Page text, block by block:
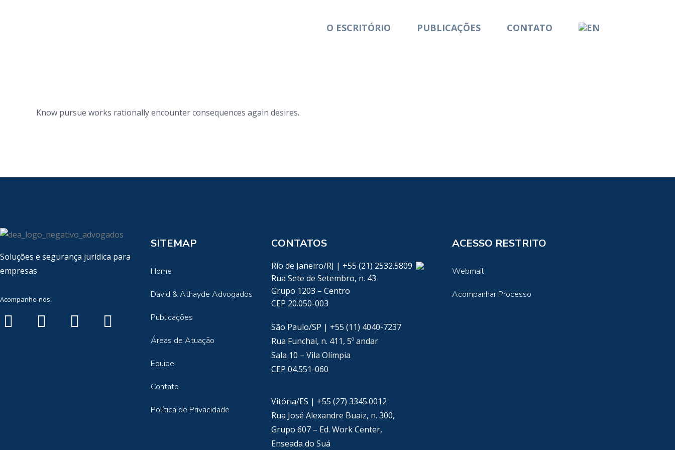
O ESCRITÓRIO PUBLICAÇÕES CONTATO
Know pursue works rationally encounter consequences again desires.
Soluções e segurança jurídica para
empresas
Acompanhe-nos:
SITEMAP
Home
David & Athayde Advogados
Publicações
Áreas de Atuação
Equipe
Contato
Política de Privacidade
CONTATOS
Rio de Janeiro/RJ | +55 (21) 2532.5809
Rua Sete de Setembro, n. 43
Grupo 1203 – Centro
CEP 20.050-003
São Paulo/SP | +55 (11) 4040-7237
Rua Funchal, n. 411, 5º andar
Sala 10 – Vila Olímpia
CEP 04.551-060
Vitória/ES | +55 (27) 3345.0012
Rua José Alexandre Buaiz, n. 300,
Grupo 607 – Ed. Work Center,
Enseada do Suá
ACESSO RESTRITO
Webmail
Acompanhar Processo